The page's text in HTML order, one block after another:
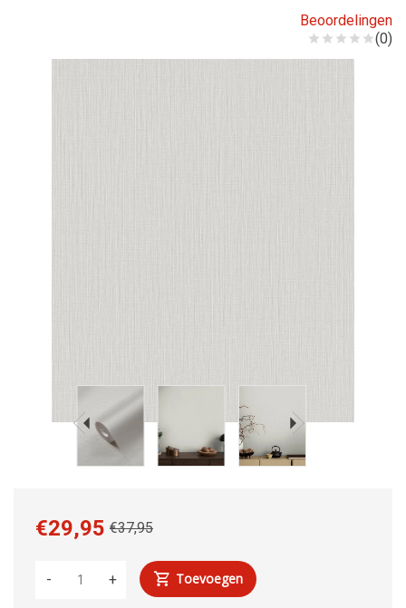
Beoordelingen
(0)
€37,95
€29,95
+
- Toevoegen